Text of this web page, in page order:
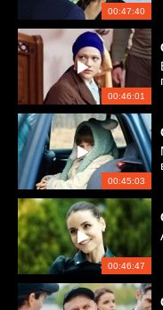
00:47:40
00:46:01
00:45:03
00:46:47